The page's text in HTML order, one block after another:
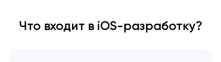
Что входит в iOS-разработку?